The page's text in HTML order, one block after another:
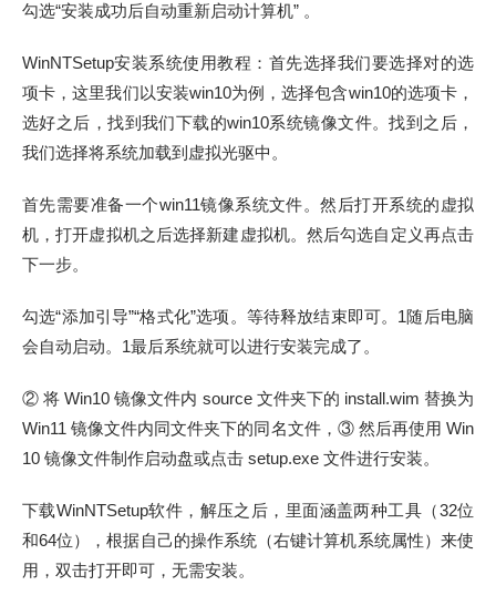
勾选“安装成功后自动重新启动计算机” 。
WinNTSetup安装系统使用教程：首先选择我们要选择对的选
项卡，这里我们以安装win10为例，选择包含win10的选项卡，
选好之后，找到我们下载的win10系统镜像文件。找到之后，
我们选择将系统加载到虚拟光驱中。
首先需要准备一个win11镜像系统文件。然后打开系统的虚拟
机，打开虚拟机之后选择新建虚拟机。然后勾选自定义再点击
下一步。
勾选“添加引导”“格式化”选项。等待释放结束即可。1随后电脑
会自动启动。1最后系统就可以进行安装完成了。
② 将 Win10 镜像文件内 source 文件夹下的 install.wim 替换为
Win11 镜像文件内同文件夹下的同名文件，③ 然后再使用 Win
10 镜像文件制作启动盘或点击 setup.exe 文件进行安装。
下载WinNTSetup软件，解压之后，里面涵盖两种工具（32位
和64位），根据自己的操作系统（右键计算机系统属性）来使
用，双击打开即可，无需安装。